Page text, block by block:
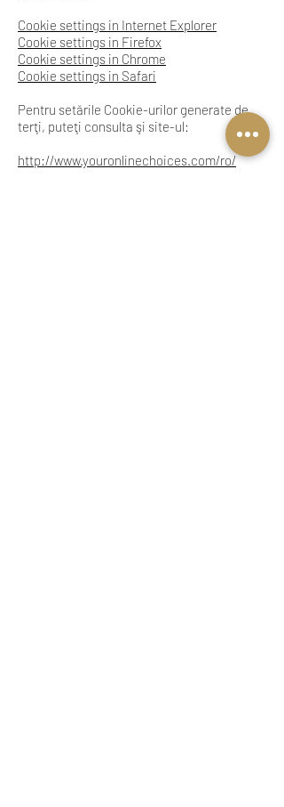
Cookie settings in Internet Explorer
Cookie settings in Firefox
Cookie settings in Chrome
Cookie settings in Safari
Pentru setările Cookie-urilor generate de
terţi, puteţi consulta şi site-ul:
http://www.youronlinechoices.com/ro/